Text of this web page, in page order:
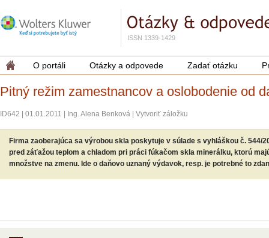
ISSN 1339-1429
O portáli Otázky a odpovede Zadať otázku
Pitný režim zamestnancov a oslobodenie od
ID642 01.01.2011 Ing. Alena Benková Vytvoriť záložku
Firma zaoberajúca sa výrobou skla poskytuje v súlade s vyhláškou č. 544/
pred záťažou teplom a chladom pri práci fúkačom skla minerálku, ktorú
množstve na zmenu. Ide o daňovo uznaný výdavok, resp. je potrebné to